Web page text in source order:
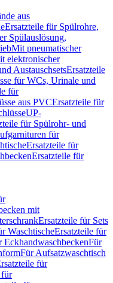
aus
Ersatzteile für Spülrohre,
Spülauslösung,
Mit pneumatischer
elektronischer
AustauschsetsErsatzteile
für WCs, Urinale und
für
aus PVCErsatzteile für
UP-
für Spülrohr- und
für
Ersatzteile für
Ersatzteile für
mit
Ersatzteile für Sets
WaschtischeErsatzteile für
EckhandwaschbeckenFür
Für Aufsatzwaschtisch
für
für